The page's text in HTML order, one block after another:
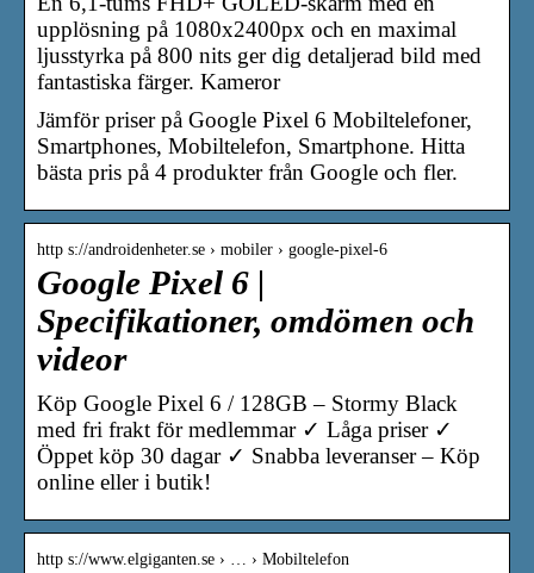
upplösning på 1080x2400px och en maximal
ljusstyrka på 800 nits ger dig detaljerad bild med
fantastiska färger. Kameror
Jämför priser på Google Pixel 6 Mobiltelefoner,
Smartphones, Mobiltelefon, Smartphone. Hitta
bästa pris på 4 produkter från Google och fler.
http s://androidenheter.se › mobiler › google-pixel-6
Google Pixel 6 |
Specifikationer, omdömen och
videor
Köp Google Pixel 6 / 128GB – Stormy Black
med fri frakt för medlemmar ✓ Låga priser ✓
Öppet köp 30 dagar ✓ Snabba leveranser – Köp
online eller i butik!
http s://www.elgiganten.se › … › Mobiltelefon